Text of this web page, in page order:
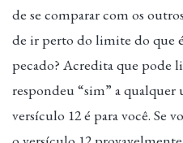
de se comparar com os
de ir perto do limite do que
pecado? Acredita que pode
respondeu “sim” a qualquer
versículo 12 é para você. Se